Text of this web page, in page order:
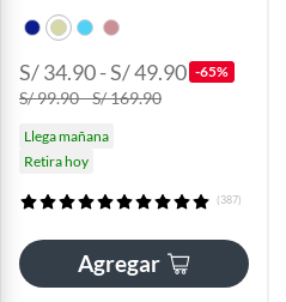
S/ 34.90 - S/ 49.90 -65%
S/ 99.90 - S/ 169.90
Llega mañana
Retira hoy
(387)
Agregar